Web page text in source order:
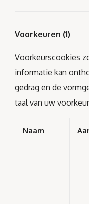
Voorkeuren (1)
Voorkeurscookies
informatie kan
gedrag en de
taal van uw
Naam